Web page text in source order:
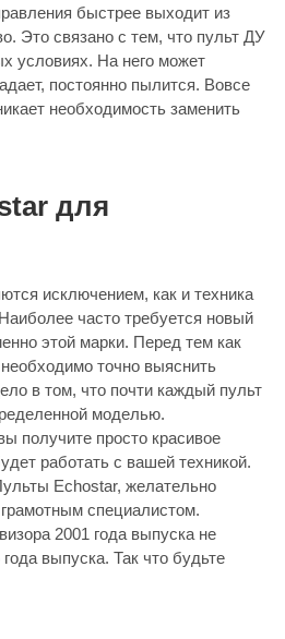
быстрее выходит из
Это связано с тем, что пульт ДУ
условиях. На него может
постоянно пылится. Вовсе
необходимость заменить
для
исключением, как и техника
часто требуется новый
этой марки. Перед тем как
точно выяснить
в том, что почти каждый пульт
моделью.
получите просто красивое
работать с вашей техникой.
Echostar, желательно
специалистом.
2001 года выпуска не
выпуска. Так что будьте